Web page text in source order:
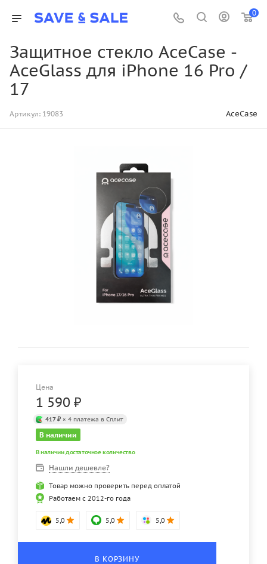
0
Защитное стекло AceCase -
AceGlass для iPhone 16 Pro /
17
Артикул: 19083 AceCase
Цена
1 590 ₽
417 ₽ × 4 платежа в Сплит
В наличии
В наличии достаточное количество
Нашли дешевле?
Товар можно проверить перед оплатой
Работаем с 2012-го года
5,0 5,0 5,0
В КОРЗИНУ